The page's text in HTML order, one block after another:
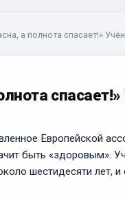
а полнота спасает!»
Европейской
быть «здоровым».
шестидесяти лет,